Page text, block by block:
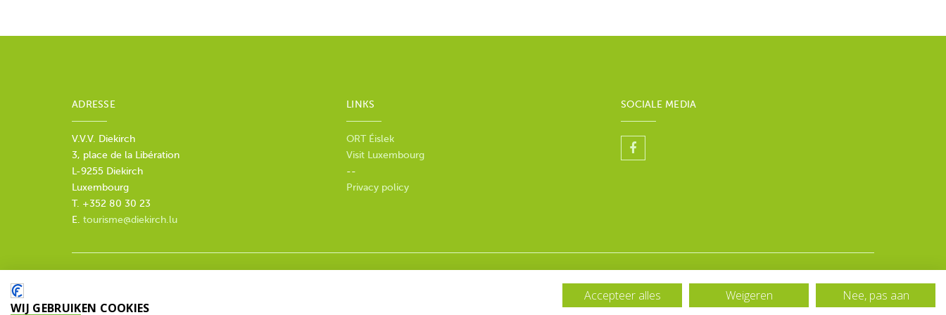
ADRESSE
V.V.V. Diekirch
3, place de la Libération
L-9255 Diekirch
Luxembourg
T. +352 80 30 23
E. tourisme@diekirch.lu
LINKS
ORT Éislek
Visit Luxembourg
--
Privacy policy
SOCIALE MEDIA
WIJ GEBRUIKEN COOKIES
Accepteer alles Weigeren Nee, pas aan